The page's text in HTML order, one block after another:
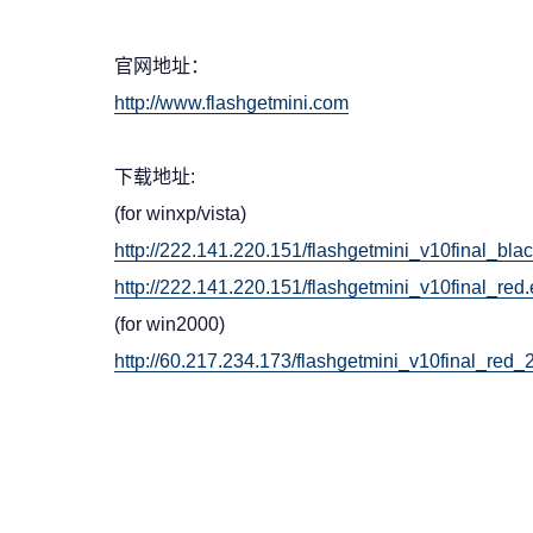
官网地址：
http://www.flashgetmini.com
下载地址:
(for winxp/vista)
http://222.141.220.151/
http://222.141.220.151/
(for win2000)
http://60.217.234.173/